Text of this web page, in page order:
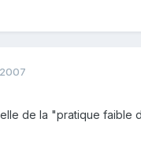
de la "pratique faible